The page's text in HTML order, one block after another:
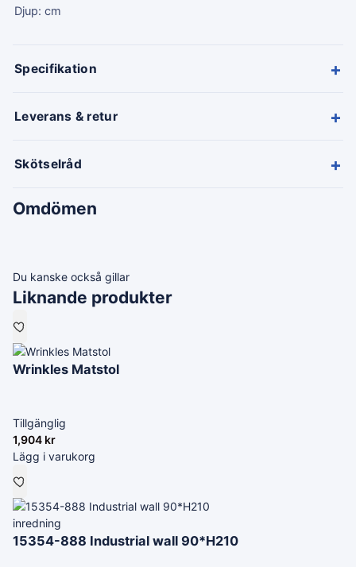
Djup: cm
Specifikation +
Leverans & retur +
Skötselråd +
Omdömen
Du kanske också gillar
Liknande produkter
Wrinkles Matstol
Tillgänglig
1,904 kr
Lägg i varukorg
inredning
15354-888 Industrial wall 90*H210